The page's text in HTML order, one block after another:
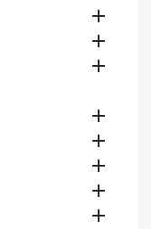







